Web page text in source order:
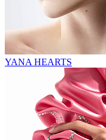
YANA HEARTS